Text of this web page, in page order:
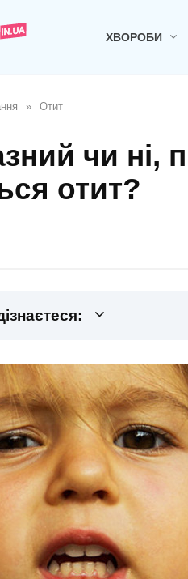
ХВОРОБИ
» Отит
чи ні,
отит?